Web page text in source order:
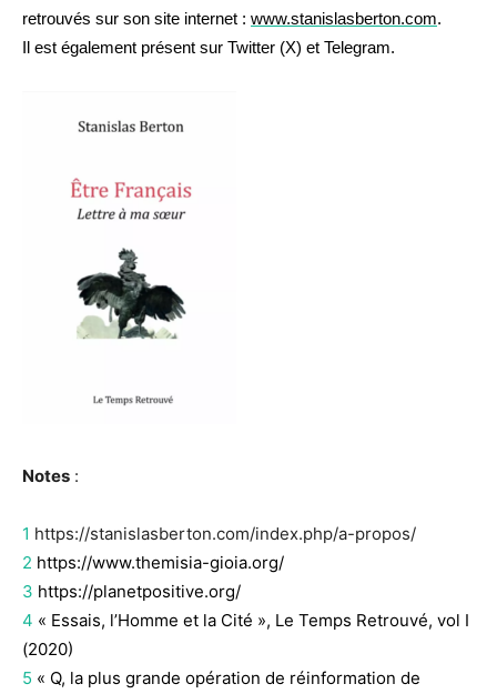
retrouvés sur son site internet : www.stanislasberton.com.
Il est également présent sur Twitter (X) et Telegram.
Notes :
1 https://stanislasberton.com/index.php/a-propos/
2 https://www.themisia-gioia.org/
3 https://planetpositive.org/
4 « Essais, l’Homme et la Cité », Le Temps Retrouvé, vol I
(2020)
5 « Q, la plus grande opération de réinformation de